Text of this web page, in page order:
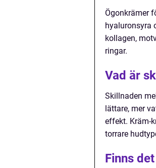
Ögonkrämer
hyaluronsyra
kollagen,
ringar.
Vad är
Skillnaden
lättare, mer
effekt. Kräm-
torrare
Finns